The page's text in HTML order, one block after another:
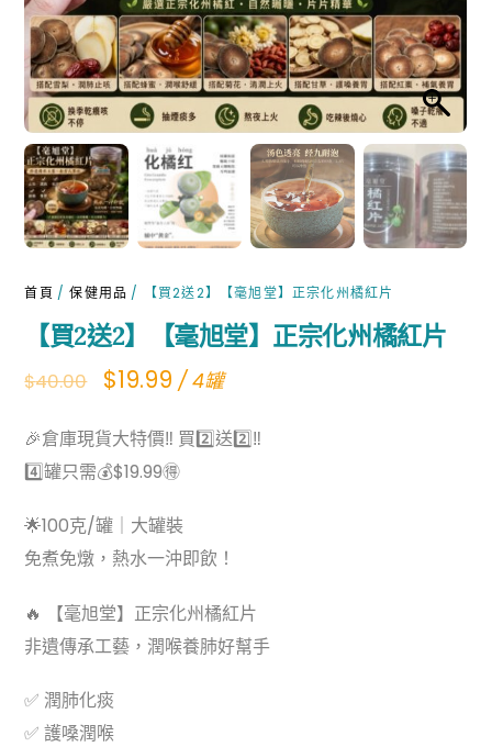
首頁 /保健用品 / 【買2送2】【毫旭堂】正宗化州橘紅片
【買2送2】【毫旭堂】正宗化州橘紅片
$40.00
Original
was:
$40.00.
$19.99Current
is:
$19.99.
/ 4罐
🎉倉庫現貨大特價‼ 買2️⃣送2️⃣‼
4️⃣罐只需💰$19.99🉐
🌟100克/罐｜大罐裝
免煮免燉，熱水一沖即飲！
🔥 【毫旭堂】正宗化州橘紅片
非遺傳承工藝，潤喉養肺好幫手
✅ 潤肺化痰
✅ 護嗓潤喉